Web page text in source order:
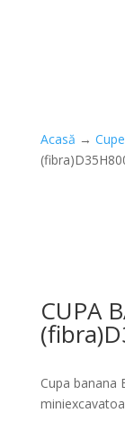
Acasă →
CUPA
Cupa banana